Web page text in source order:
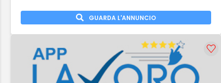
GUARDA L'ANNUNCIO